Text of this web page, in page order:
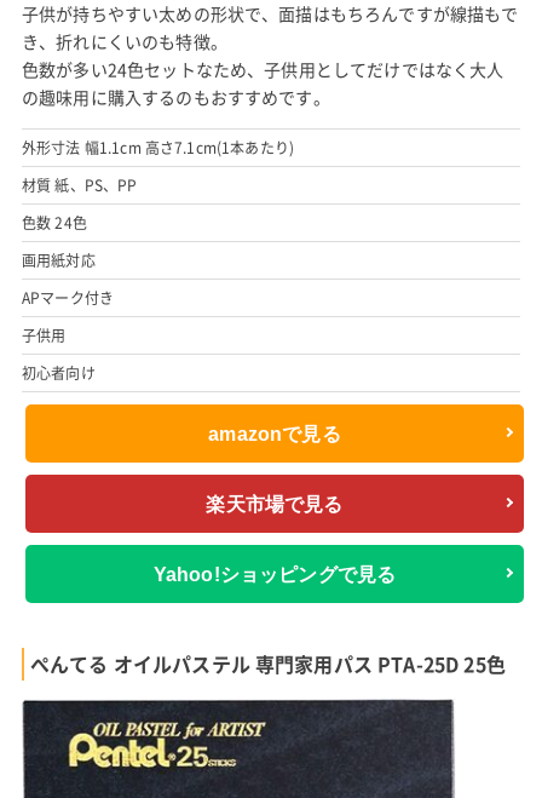
子供が持ちやすい太めの形状で、面描はもちろんですが線描もで
き、折れにくいのも特徴。
色数が多い24色セットなため、子供用としてだけではなく大人
の趣味用に購入するのもおすすめです。
外形寸法 幅1.1cm 高さ7.1cm(1本あたり)
材質 紙、PS、PP
色数 24色
画用紙対応
APマーク付き
子供用
初心者向け
amazonで見る
楽天市場で見る
Yahoo!ショッピングで見る
ぺんてる オイルパステル 専門家用パス PTA-25D 25色